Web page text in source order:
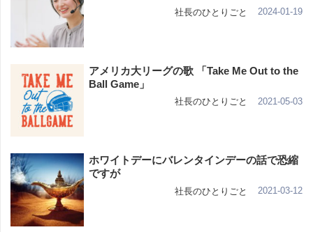
社長のひとりごと 2024-01-19
アメリカ大リーグの歌 「Take Me Out to the
Ball Game」
社長のひとりごと 2021-05-03
ホワイトデーにバレンタインデーの話で恐縮
ですが
社長のひとりごと 2021-03-12